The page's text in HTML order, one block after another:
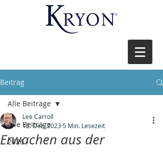
Beitrag
Alle Beiträge
2026
Alle Beiträge
Erwachen aus der
Lee Carroll
12. Dez. 2023 5 Min. Lesezeit